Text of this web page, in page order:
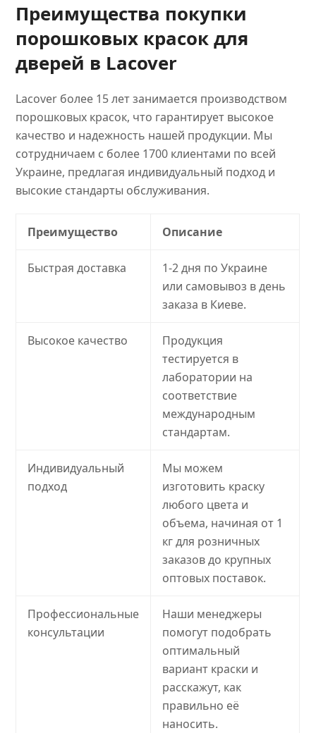
Преимущества покупки
порошковых красок для
дверей в Lacover
Lacover более 15 лет занимается производством
порошковых красок, что гарантирует высокое
качество и надежность нашей продукции. Мы
сотрудничаем с более 1700 клиентами по всей
Украине, предлагая индивидуальный подход и
высокие стандарты обслуживания.
Преимущество Описание
Быстрая доставка
1-2 дня по Украине
или самовывоз в день
заказа в Киеве.
Высокое качество
Продукция
тестируется в
лаборатории на
соответствие
международным
стандартам.
Индивидуальный
подход
Мы можем
изготовить краску
любого цвета и
объема, начиная от 1
кг для розничных
заказов до крупных
оптовых поставок.
Профессиональные
консультации
Наши менеджеры
помогут подобрать
оптимальный
вариант краски и
расскажут, как
правильно её
наносить.